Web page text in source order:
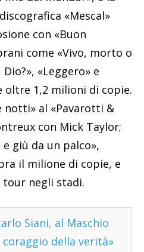
«Mescal»
con «Buon
come «Vivo, morto o
«Leggero» e
oltre 1,2 milioni di copie.
notti» al «Pavarotti &
con Mick Taylor;
giù da un palco»,
il milione di copie, e
negli stadi.
Siani, al Maschio
della verità»